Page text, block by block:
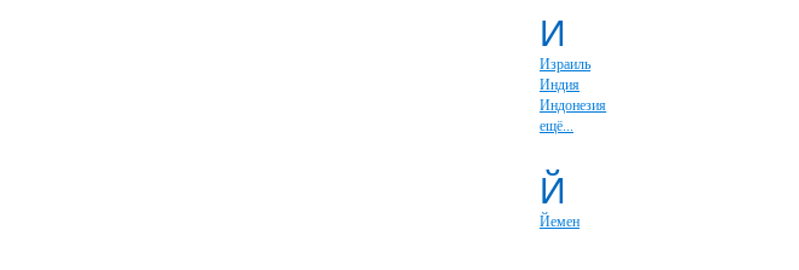
И
Израиль
Индия
Индонезия
ещё...
Й
Йемен